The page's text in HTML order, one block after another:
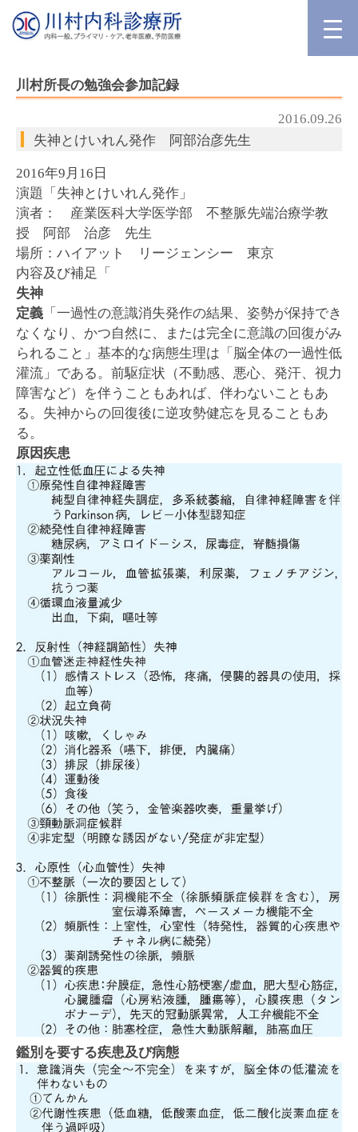
川村所長の勉強会参加記録
2016.09.26
失神とけいれん発作 阿部治彦先生
2016年9月16日
演題「失神とけいれん発作」
演者： 産業医科大学医学部 不整脈先端治療学教
授 阿部 治彦 先生
場所：ハイアット リージェンシー 東京
内容及び補足「
失神
定義 「一過性の意識消失発作の結果、姿勢が保持でき
なくなり、かつ自然に、または完全に意識の回復がみ
られること」基本的な病態生理は「脳全体の一過性低
灌流」である。前駆症状（不動感、悪心、発汗、視力
障害など）を伴うこともあれば、伴わないこともあ
る。失神からの回復後に逆攻勢健忘を見ることもあ
る。
原因疾患
鑑別を要する疾患及び病態